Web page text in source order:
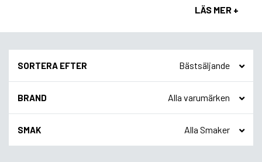
LÄS MER +
SORTERA EFTER
BRAND
SMAK